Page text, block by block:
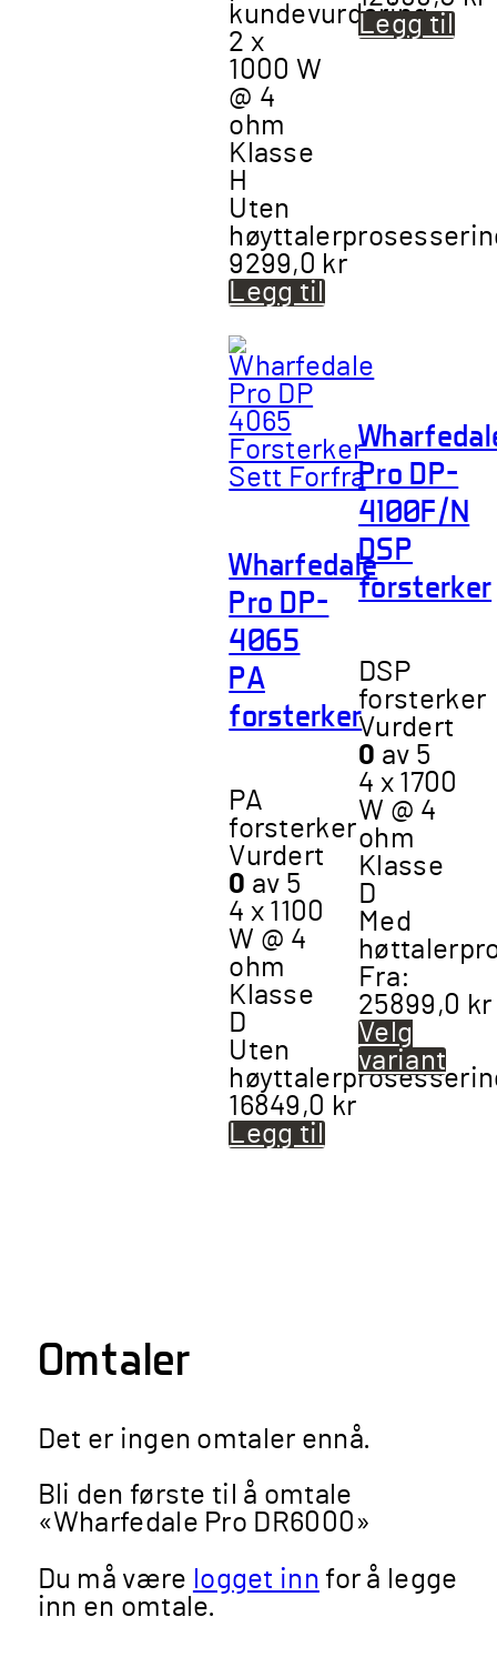
kundevurdering
2 x
1000 W
@ 4
ohm
Klasse
H
Uten
9299,0 kr
Legg til
Legg til
Wharfedale
Pro DP-
4065
PA
forsterker
PA
forsterker
Vurdert
0 av 5
4 x 1100
W @ 4
ohm
Klasse
D
Uten
16849,0 kr
Legg til
Pro DP-
4100F/N
DSP
forsterker
DSP
forsterker
Vurdert
0 av 5
4 x 1700
W @ 4
ohm
Klasse
D
Med
Fra:
25899,0 kr
Velg
variant
Omtaler
Det er ingen omtaler ennå.
Bli den første til å omtale
«Wharfedale Pro DR6000»
Du må være logget inn for å legge
inn en omtale.